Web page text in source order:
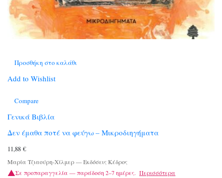
Προσθήκη στο καλάθι
Add to Wishlist
Compare
Γενικά Βιβλία
Δεν έμαθα ποτέ να φεύγω – Μικροδιηγήματα
11,88 €
Μαρία Τζιαούρη-Χίλμερ—Εκδόσεις Κέδρος
Σε προπαραγγελία — παράδοση 2–7 ημέρες. Περισσότερα